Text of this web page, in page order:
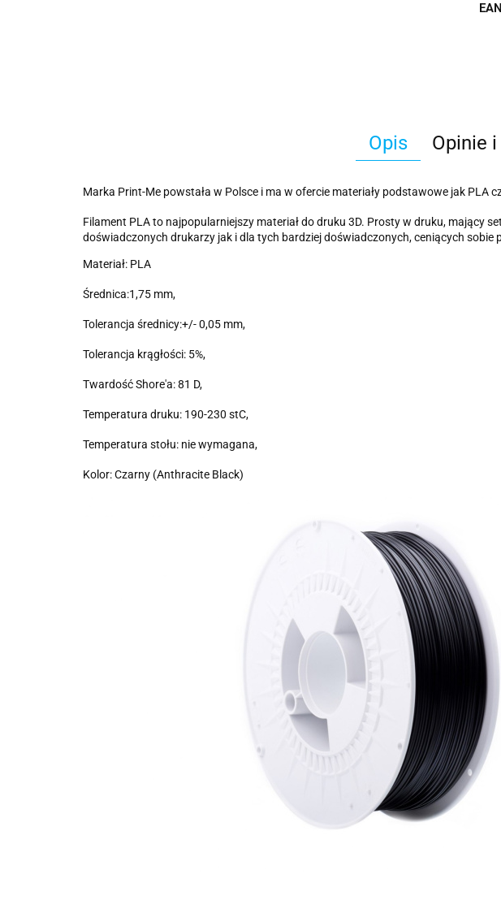
EAN
Opis Opinie
Marka Print-Me powstała w Polsce i ma w ofercie materiały podstawowe jak PLA
Filament PLA to najpopularniejszy materiał do druku 3D. Prosty w druku, mający
doświadczonych drukarzy jak i dla tych bardziej doświadczonych, ceniących sobie
Materiał: PLA
Średnica:1,75 mm,
Tolerancja średnicy:+/- 0,05 mm,
Tolerancja krągłości: 5%,
Twardość Shore'a: 81 D,
Temperatura druku: 190-230 stC,
Temperatura stołu: nie wymagana,
Kolor: Czarny (Anthracite Black)